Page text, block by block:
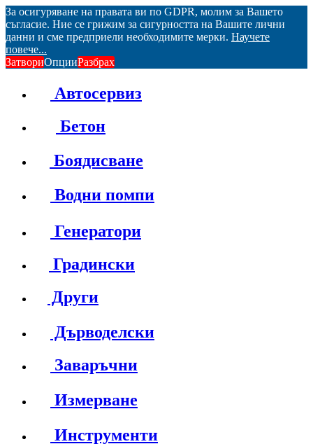
За осигуряване на правата ви по GDPR, молим за Вашето
съгласие. Ние се грижим за сигурността на Вашите лични
данни и сме предприели необходимите мерки. Научете
повече...
ЗатвориОпцииРазбрах
Автосервиз
Бетон
Боядисване
Водни помпи
Генератори
Градински
Други
Дърводелски
Заваръчни
Измерване
Инструменти